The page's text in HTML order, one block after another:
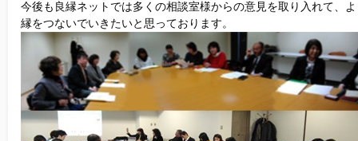
会社概要
一般のよくある質問
相談室からのよくある質問
今後も良縁ネットでは多くの相談室様からの意見を取り入れて、
縁をつないでいきたいと思っております。